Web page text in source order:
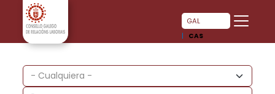
Pasar al contenido principal
GAL
CAS